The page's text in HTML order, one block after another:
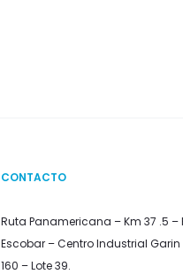
CONTACTO
Ruta Panamericana – Km 37 .5 –
Escobar – Centro Industrial Garin
160 – Lote 39.